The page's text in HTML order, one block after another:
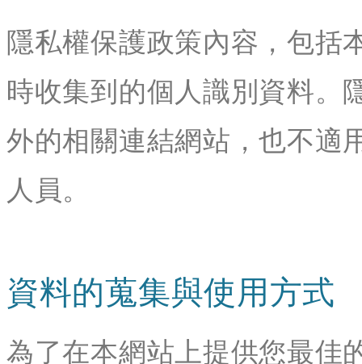
隱私權保護政策內容，包括
時收集到的個人識別資料。
外的相關連結網站，也不適
人員。
資料的蒐集與使用方式
為了在本網站上提供您最佳